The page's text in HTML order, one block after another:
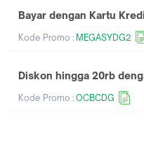
Bayar dengan Kartu
Kode Promo : MEGASYDG2
Diskon hingga 20rb
Kode Promo :OCBCDG